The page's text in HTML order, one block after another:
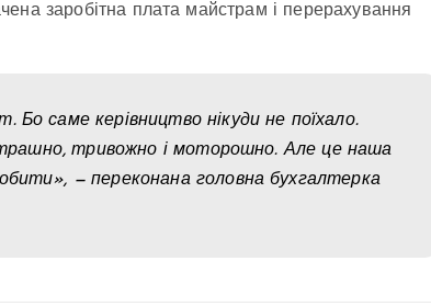
заробітна плата майстрам і перерахування
Бо саме керівництво нікуди не поїхало.
тривожно і моторошно. Але це наша
— переконана головна бухгалтерка